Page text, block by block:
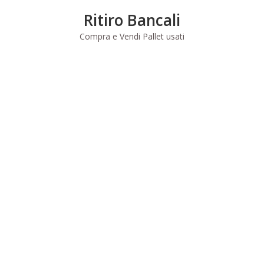
Ritiro Bancali
Compra e Vendi Pallet usati